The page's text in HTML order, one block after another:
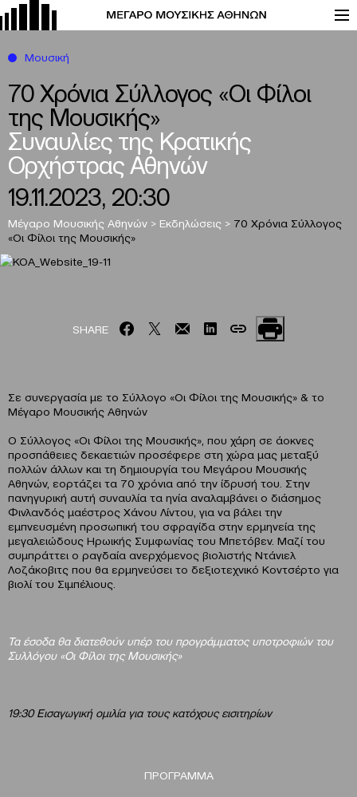
70 Χρόνια Σύλλογος «Οι Φίλοι
της Μουσικής»
Συναυλίες της Κρατικής
Ορχήστρας Αθηνών
19.11.2023, 20:30
Μέγαρο Μουσικής Αθηνών > Εκδηλώσεις > 70 Χρόνια Σύλλογος
«Οι Φίλοι της Μουσικής»
Μουσική
SHARE
Σε συνεργασία με το Σύλλογο «Οι Φίλοι της Μουσικής» & το
Μέγαρο Μουσικής Αθηνών
Ο Σύλλογος «Οι Φίλοι της Μουσικής», που χάρη σε άοκνες
προσπάθειες δεκαετιών προσέφερε στη χώρα μας μεταξύ
πολλών άλλων και τη δημιουργία του Μεγάρου Μουσικής
Αθηνών, εορτάζει τα 70 χρόνια από την ίδρυσή του. Στην
πανηγυρική αυτή συναυλία τα ηνία αναλαμβάνει ο διάσημος
Φινλανδός μαέστρος Χάνου Λίντου, για να βάλει την
εμπνευσμένη προσωπική του σφραγίδα στην ερμηνεία της
μεγαλειώδους Ηρωικής Συμφωνίας του Μπετόβεν. Μαζί του
συμπράττει ο ραγδαία ανερχόμενος βιολιστής Ντάνιελ
Λοζάκοβιτς που θα ερμηνεύσει το δεξιοτεχνικό Κοντσέρτο για
βιολί του Σιμπέλιους.
Τα έσοδα θα διατεθούν υπέρ του προγράμματος υποτροφιών του
Συλλόγου «Οι Φίλοι της Μουσικής»
19:30 Εισαγωγική ομιλία για τους κατόχους εισιτηρίων
ΠΡΟΓΡΑΜΜΑ